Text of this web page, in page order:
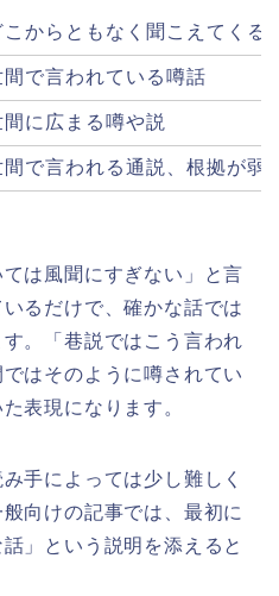
こからともなく聞こえてくる
間で言われている噂話
間に広まる噂や説
間で言われる通説、根拠が弱
は風聞にすぎない」と言
るだけで、確かな話では
。「巷説ではこう言われ
はそのように噂されてい
表現になります。
手によっては少し難しく
向けの記事では、最初に
」という説明を添えると